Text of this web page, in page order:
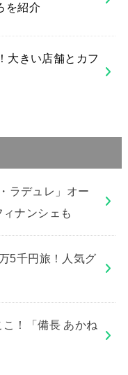
を紹介
大きい店舗とカフ
ラデュレ」オー
ナンシェも
5千円旅！人気グ
こ！「備長 あかね